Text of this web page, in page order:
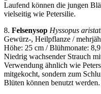
Laufend können die jungen
vielseitig wie Petersilie.
8. Felsenysop Hyssopus
Gewürz-, Heilpflanze /
Höhe: 25 cm / Blühmonate:
Niedrig wachsender Strauch
Verwendung ähnlich wie
mitgekocht, sondern zum
Blüten können benutzt werden.